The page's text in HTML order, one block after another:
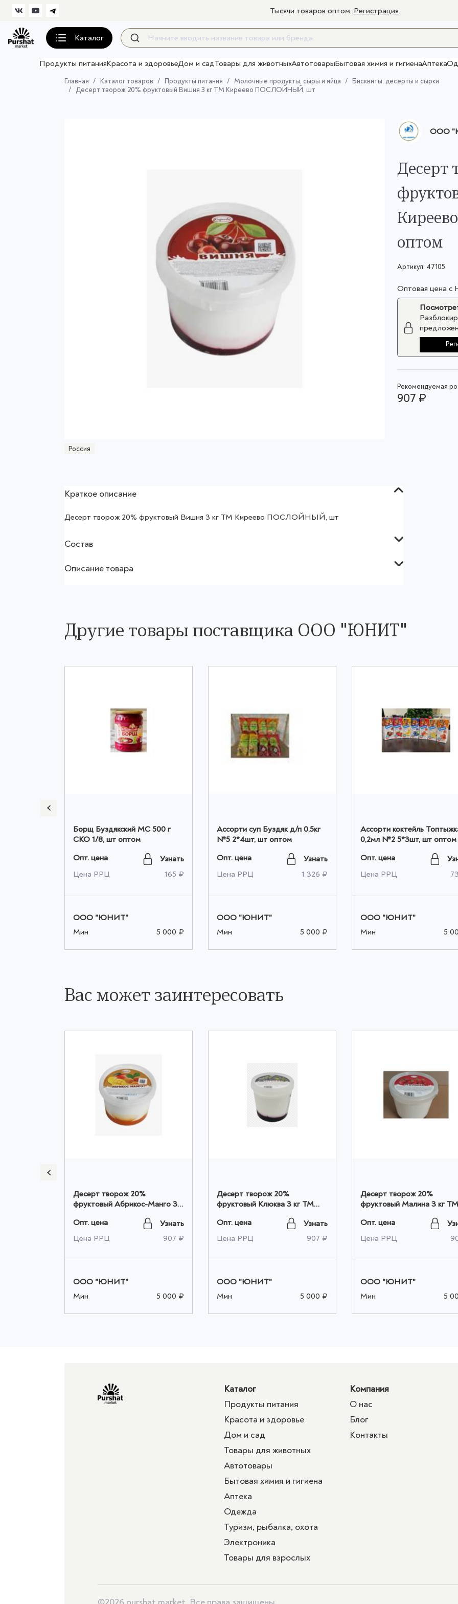
Тысячи товаров оптом. Регистрация
Каталог
Продукты питанияКрасота и здоровьеДом и садТовары для животныхАвтотоварыБытовая химия и гигиенаАптека
Главная Каталог товаров Продукты питания Молочные продукты, сыры и яйца
Бисквиты, десерты и сырки
Десерт творож 20% фруктовый Вишня 3 кг ТМ Киреево ПОСЛОЙНЫЙ, шт
Россия
ООО
Десерт
оптом
Артикул: 47105
Оптовая цена с
Рекомендуемая
907 ₽
Краткое описание
Десерт творож 20% фруктовый Вишня 3 кг ТМ Киреево ПОСЛОЙНЫЙ, шт
Состав
Описание товара
Другие товары поставщика ООО "ЮНИТ"
Борщ Буздякский МС 500 г
СКО 1/8, шт оптом
Опт. цена
Узнать
Цена РРЦ
165 ₽
ООО "ЮНИТ"
Мин
5 000 ₽
Ассорти суп Буздяк д/п 0,5кг
№5 2*4шт, шт оптом
Опт. цена
Узнать
Цена РРЦ
1 326 ₽
ООО "ЮНИТ"
Мин
5 000 ₽
Ассорти коктейль
0,2мл №2 5*3шт, шт оптом
Опт. цена
Цена РРЦ
ООО "ЮНИТ"
Мин
5
Вас может заинтересовать
Десерт творож 20%
фруктовый Абрикос-Манго 3
ПОСЛОЙНЫЙ, шт оптом
Опт. цена
Узнать
Цена РРЦ
907 ₽
ООО "ЮНИТ"
Мин
5 000 ₽
Десерт творож 20%
фруктовый Клюква 3 кг ТМ
оптом
Опт. цена
Узнать
Цена РРЦ
907 ₽
ООО "ЮНИТ"
Мин
5 000 ₽
Десерт творож 20%
фруктовый Малина 3 кг ТМ
оптом
Опт. цена
Цена РРЦ
ООО "ЮНИТ"
Мин
5
Каталог
Продукты питания
Красота и здоровье
Дом и сад
Товары для животных
Автотовары
Бытовая химия и гигиена
Аптека
Одежда
Туризм, рыбалка, охота
Электроника
Товары для взрослых
Компания
О нас
Блог
Контакты